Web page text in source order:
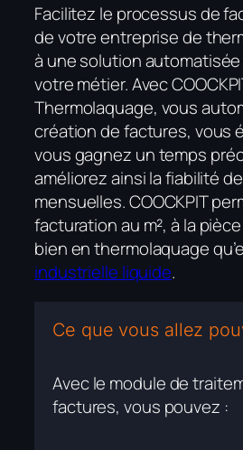
Facilitez le processus de
de votre entreprise de
à une solution
votre métier. Avec
Thermolaquage, vous
création de factures, vous
vous gagnez un temps
améliorez ainsi la fiabilité
mensuelles. COOCKPIT
facturation au m², à la
bien en thermolaquage
industrielle liquide.
Ce que vous allez
Avec le module de
factures, vous pouvez :